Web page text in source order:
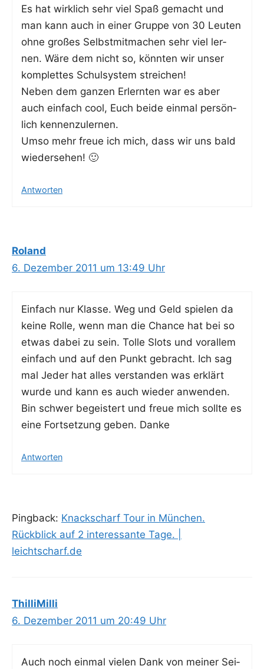
Es hat wirk­lich sehr viel Spaß gemacht und
man kann auch in einer Grup­pe von 30 Leu­ten
ohne gro­ßes Selbst­mit­ma­chen sehr viel ler­
nen. Wäre dem nicht so, könn­ten wir unser
kom­plet­tes Schul­sys­tem streichen!
Neben dem gan­zen Erlern­ten war es aber
auch ein­fach cool, Euch bei­de ein­mal per­sön­
lich kennenzulernen.
Umso mehr freue ich mich, dass wir uns bald
wiedersehen! 🙂
Antworten
Roland
6. Dezember 2011 um 13:49 Uhr
Ein­fach nur Klas­se. Weg und Geld spie­len da
kei­ne Rol­le, wenn man die Chan­ce hat bei so
etwas dabei zu sein. Tol­le Slots und vor­al­lem
ein­fach und auf den Punkt gebracht. Ich sag
mal Jeder hat alles ver­stan­den was erklärt
wur­de und kann es auch wie­der anwen­den.
Bin schwer begeis­tert und freue mich soll­te es
eine Fort­set­zung geben. Danke
Antworten
Pingback: Knackscharf Tour in München.
Rückblick auf 2 interessante Tage. |
leichtscharf.de
ThilliMilli
6. Dezember 2011 um 20:49 Uhr
Auch noch ein­mal vie­len Dank von mei­ner Sei­